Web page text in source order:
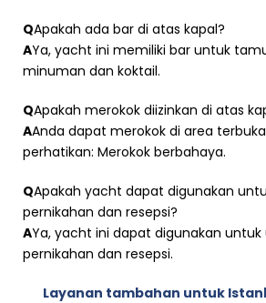
QApakah ada bar di atas kapal?
AYa, yacht ini memiliki bar untuk
minuman dan koktail.
QApakah merokok diizinkan di atas
AAnda dapat merokok di area
perhatikan: Merokok berbahaya.
QApakah yacht dapat digunakan
pernikahan dan resepsi?
AYa, yacht ini dapat digunakan untuk
pernikahan dan resepsi.
Layanan tambahan untuk